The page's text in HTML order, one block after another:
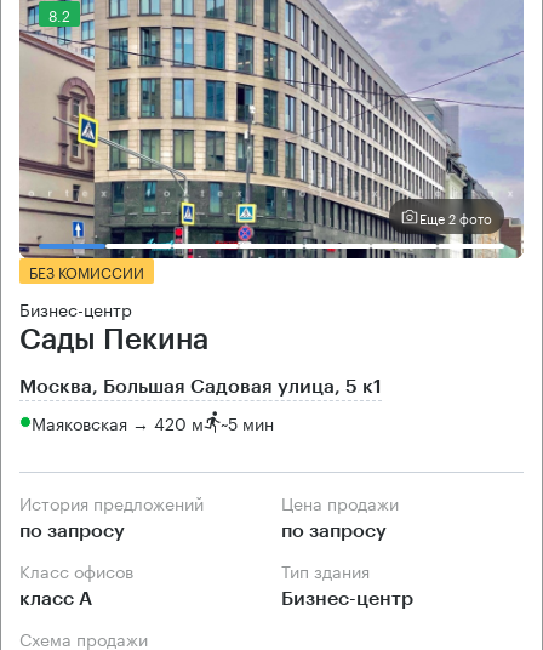
8.2
Еще 2 фото
БЕЗ КОМИССИИ
Бизнес-центр
Сады Пекина
Москва, Большая Садовая улица, 5 к1
Маяковская → 420 м ~5 мин
История предложений
по запросу
Цена продажи
по запросу
Класс офисов
класс А
Тип здания
Бизнес-центр
Схема продажи